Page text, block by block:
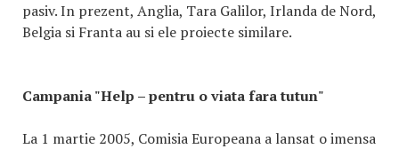
pasiv. In prezent, Anglia, Tara Galilor, Irlanda de Nord,
Belgia si Franta au si ele proiecte similare.
Campania "Help – pentru o viata fara tutun"
La 1 martie 2005, Comisia Europeana a lansat o imensa